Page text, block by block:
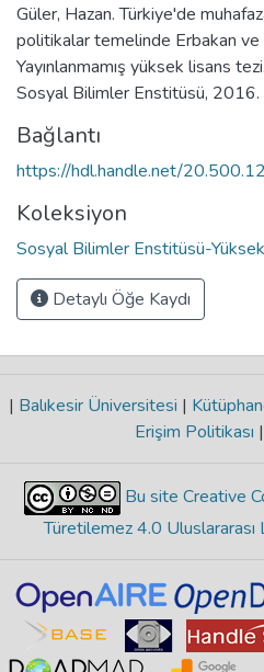
Güler, Hazan. Türkiye'de
politikalar temelinde Erbakan ve
Yayınlanmamış yüksek lisans
Sosyal Bilimler Enstitüsü, 2016.
Bağlantı
https://hdl.handle.net/
Koleksiyon
Sosyal Bilimler Enstitüsü-
Detaylı Öğe Kaydı
| Balıkesir Üniversitesi |
Erişim Politikası |
Bu site Creative
Türetilemez 4.0 Uluslararası